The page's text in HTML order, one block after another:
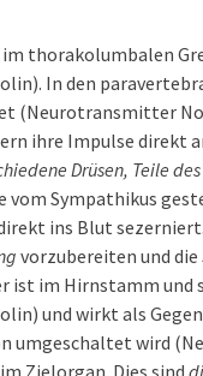
im thorakolumbalen
In den
(Neurotransmitter
ihre Impulse direkt
Drüsen, Teile
Sympathikus
ins Blut
vorzubereiten und die
ist im Hirnstamm und
und wirkt als
umgeschaltet wird
Zielorgan. Dies sind